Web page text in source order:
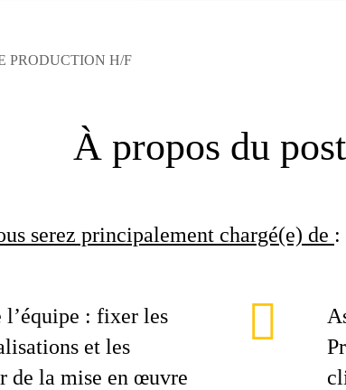
PRODUCTION H/F
À propos du
serez principalement chargé(e) de :
l’équipe : fixer les
et les
de la mise en œuvre